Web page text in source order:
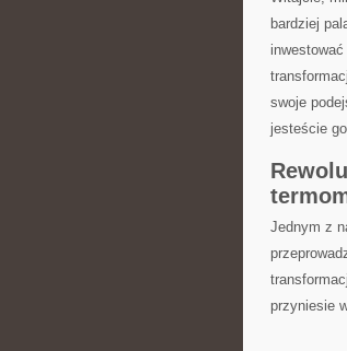
bardziej
swoje
jesteście
Jednym z
przyniesie